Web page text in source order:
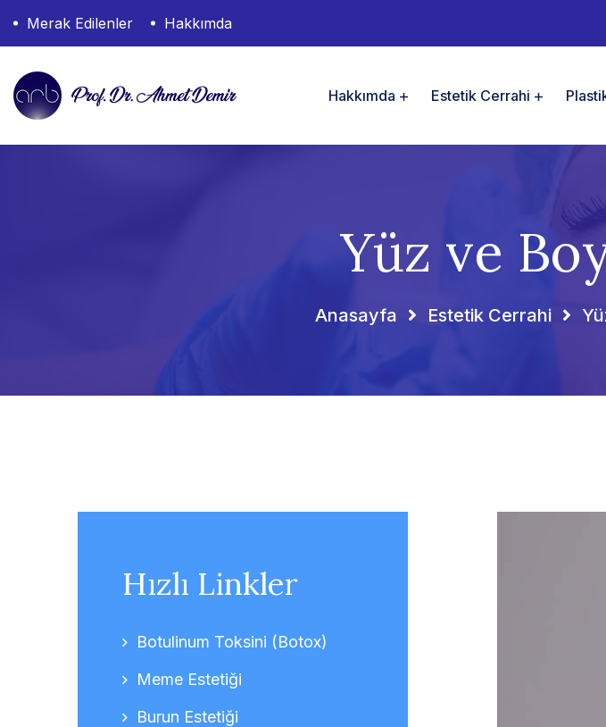
Merak Edilenler Hakkımda
Hakkımda Estetik Cerrahi
Yüz ve
Anasayfa Estetik Cerrahi
Hızlı Linkler
Botulinum Toksini (Botox)
Meme Estetiği
Burun Estetiği